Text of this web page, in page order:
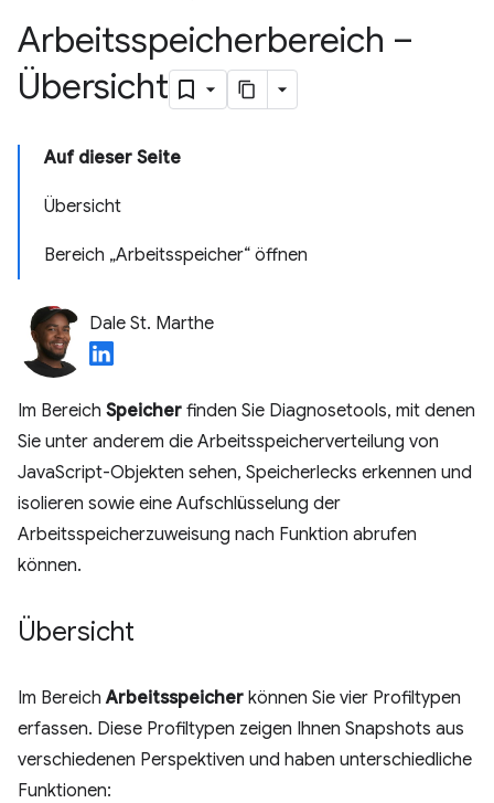
Arbeitsspeicherbereich –
Übersicht
Auf dieser Seite
Übersicht
Bereich „Arbeitsspeicher“ öffnen
Dale St. Marthe
Im Bereich Speicher finden Sie Diagnosetools, mit denen
Sie unter anderem die Arbeitsspeicherverteilung von
JavaScript-Objekten sehen, Speicherlecks erkennen und
isolieren sowie eine Aufschlüsselung der
Arbeitsspeicherzuweisung nach Funktion abrufen
können.
Übersicht
Im BereichArbeitsspeicher können Sie vier Profiltypen
erfassen. Diese Profiltypen zeigen Ihnen Snapshots aus
verschiedenen Perspektiven und haben unterschiedliche
Funktionen: